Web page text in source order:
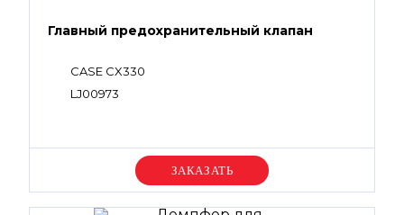
Главный предохранительный клапан
CASE CX330
LJ00973
Уточняйте цену